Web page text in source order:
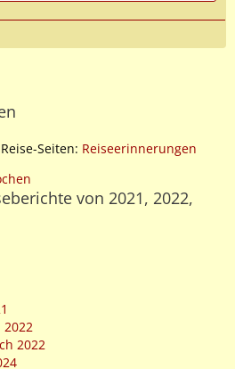
Seiten: Reiseerinnerungen
von 2021, 2022,
2022
2022